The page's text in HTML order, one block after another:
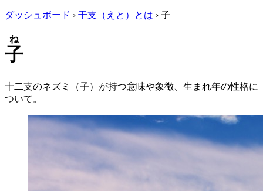
ダッシュボード › 干支（えと）とは › 子
子
ね
十二支のネズミ（子）が持つ意味や象徴、生まれ年の性格に
ついて。